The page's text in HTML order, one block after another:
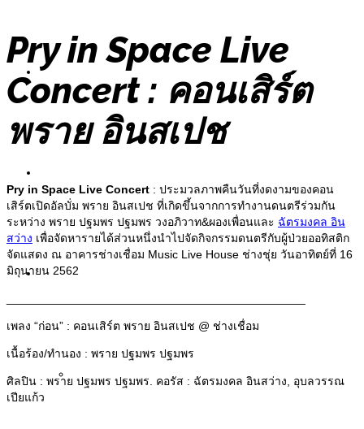
Painting
Information
Exhibitions
Pry in Space Live
Concert : คอนเสิร์ต
พราย อินสเปช
Pry in Space Live Concert : ประมวลภาพคืนวันที่งดงามของคอน
เสิร์ตเปิดอัลบั่ม พราย อินสเปช ที่เกิดขึ้นจากการทำงานดนตรีร่วมกัน
ระหว่าง พราย ปฐมพร ปฐมพร วงอภิวาท&ผองเพื่อนและ ฉัตรมงคล อิน
สว่าง เพื่อจัดหารายได้ส่วนหนึ่งนำไปจัดกิจกรรมดนตรีกับผู้ป่วยออทิสติก
จัดแสดง ณ อาคารช่างเชื่อม Music Live House ช่างชุ่ย วันอาทิตย์ที่ 16
มิถุนายน 2562
เพลง “ก่อน” : คอนเสิร์ต พราย อินสเปช​ @ ช่างเชื่อม
เนื้อร้อง/ทำนอง : พราย ปฐมพร ปฐมพร
ศิลปิน : พราย ปฐมพร ปฐมพร. คอรัส : ฉัตรมงคล อินสว่าง, อุบลวรรณ
เปียแก้ว